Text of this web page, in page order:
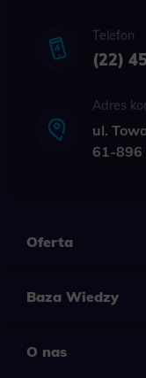
Telefon
(22)
Adres
ul.
61-896
Oferta
Baza Wiedzy
O nas